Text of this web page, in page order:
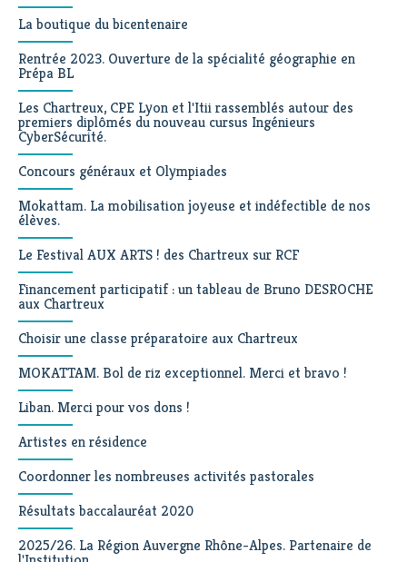
La boutique du bicentenaire
Rentrée 2023. Ouverture de la spécialité géographie en
Prépa BL
Les Chartreux, CPE Lyon et l'Itii rassemblés autour des
premiers diplômés du nouveau cursus Ingénieurs
CyberSécurité.
Concours généraux et Olympiades
Mokattam. La mobilisation joyeuse et indéfectible de nos
élèves.
Le Festival AUX ARTS ! des Chartreux sur RCF
Financement participatif : un tableau de Bruno DESROCHE
aux Chartreux
Choisir une classe préparatoire aux Chartreux
MOKATTAM. Bol de riz exceptionnel. Merci et bravo !
Liban. Merci pour vos dons !
Artistes en résidence
Coordonner les nombreuses activités pastorales
Résultats baccalauréat 2020
2025/26. La Région Auvergne Rhône-Alpes. Partenaire de